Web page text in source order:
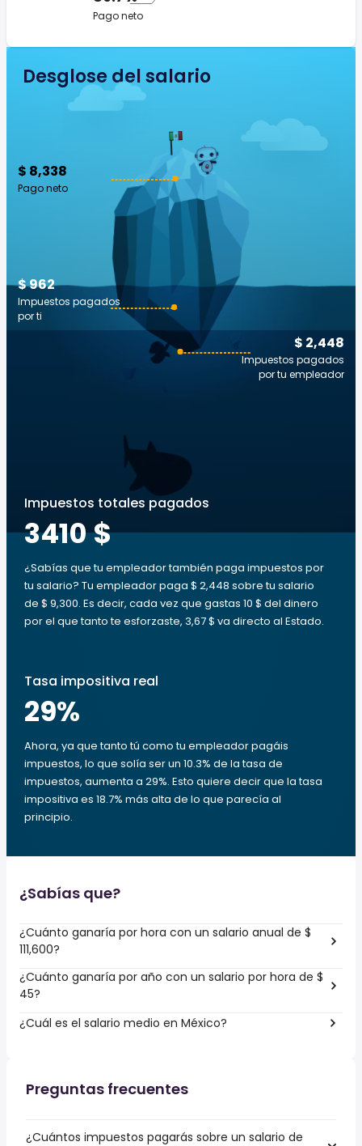
Pago neto
Desglose del salario
$ 8,338
Pago neto
$ 2,448
Impuestos pagados
por tu empleador
$ 962
Impuestos pagados
por ti
Impuestos totales pagados
3410 $
¿Sabías que tu empleador también paga impuestos por
tu salario? Tu empleador paga $ 2,448 sobre tu salario
de $ 9,300. Es decir, cada vez que gastas 10 $ del dinero
por el que tanto te esforzaste, 3,67 $ va directo al Estado.
Tasa impositiva real
29%
Ahora, ya que tanto tú como tu empleador pagáis
impuestos, lo que solía ser un 10.3% de la tasa de
impuestos, aumenta a 29%. Esto quiere decir que la tasa
impositiva es 18.7% más alta de lo que parecía al
principio.
¿Sabías que?
¿Cuánto ganaría por hora con un salario anual de $
111,600?
¿Cuánto ganaría por año con un salario por hora de $
45?
¿Cuál es el salario medio en México?
Preguntas frecuentes
¿Cuántos impuestos pagarás sobre un salario de